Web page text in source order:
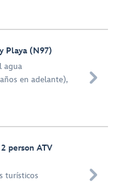
Playa (N97)
agua
en adelante),

person ATV
turísticos
